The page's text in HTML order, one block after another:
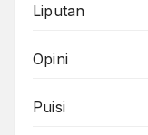
Liputan
Opini
Puisi